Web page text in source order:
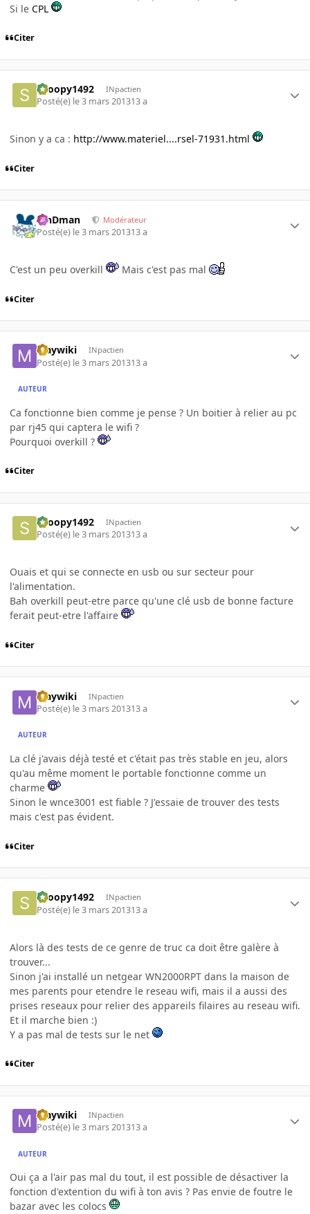
Si le CPL
Citer
snoopy1492 INpactien
Posté(e) le 3 mars 201313 a
Sinon y a ca : http://www.materiel....rsel-71931.html
Citer
RinDman Modérateur
Posté(e) le 3 mars 201313 a
C'est un peu overkill Mais c'est pas mal
Citer
Maywiki INpactien
Posté(e) le 3 mars 201313 a
AUTEUR
Ca fonctionne bien comme je pense ? Un boitier à relier au pc
par rj45 qui captera le wifi ?
Pourquoi overkill ?
Citer
snoopy1492 INpactien
Posté(e) le 3 mars 201313 a
Ouais et qui se connecte en usb ou sur secteur pour
l'alimentation.
Bah overkill peut-etre parce qu'une clé usb de bonne facture
ferait peut-etre l'affaire
Citer
Maywiki INpactien
Posté(e) le 3 mars 201313 a
AUTEUR
La clé j'avais déjà testé et c'était pas très stable en jeu, alors
qu'au même moment le portable fonctionne comme un
charme
Sinon le wnce3001 est fiable ? J'essaie de trouver des tests
mais c'est pas évident.
Citer
snoopy1492 INpactien
Posté(e) le 3 mars 201313 a
Alors là des tests de ce genre de truc ca doit être galère à
trouver...
Sinon j'ai installé un netgear WN2000RPT dans la maison de
mes parents pour etendre le reseau wifi, mais il a aussi des
prises reseaux pour relier des appareils filaires au reseau wifi.
Et il marche bien :)
Y a pas mal de tests sur le net
Citer
Maywiki INpactien
Posté(e) le 3 mars 201313 a
AUTEUR
Oui ça a l'air pas mal du tout, il est possible de désactiver la
fonction d'extention du wifi à ton avis ? Pas envie de foutre le
bazar avec les colocs